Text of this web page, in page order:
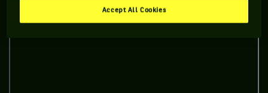
Accept All Cookies